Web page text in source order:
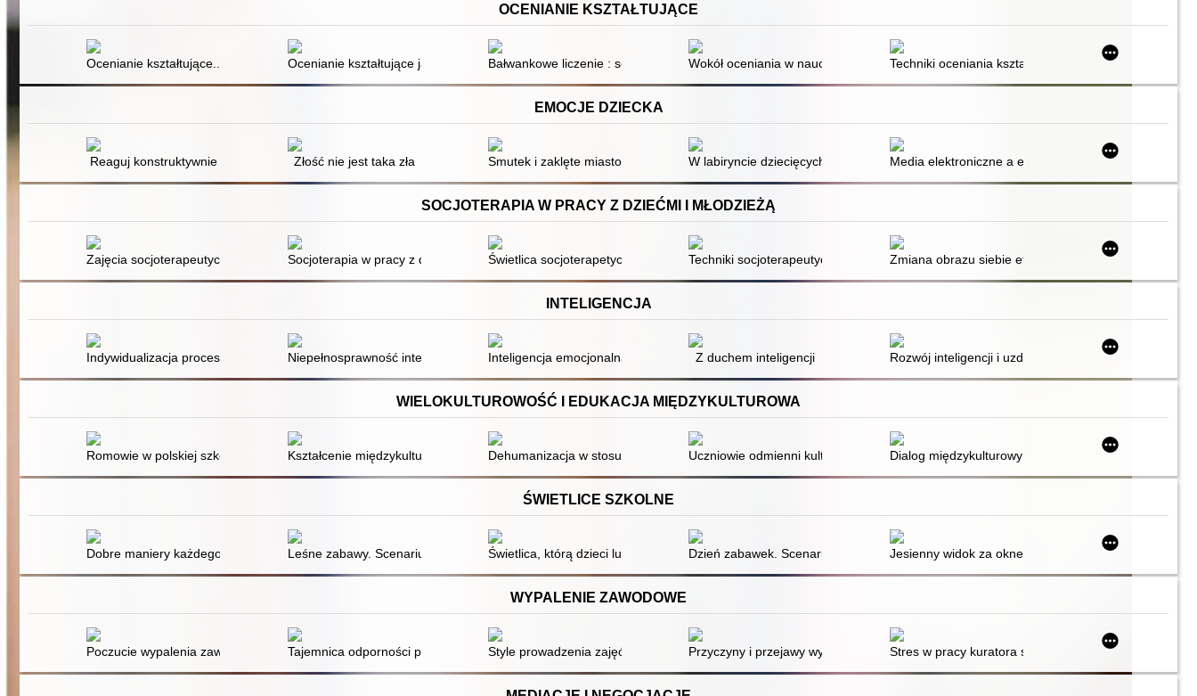
OCENIANIE KSZTAŁTUJĄCE
Ocenianie kształtujące... świadomośćOcenianie kształtujące jako jeden ze sposobów wspierania dziecka w procesie uczenia się
Bałwankowe liczenie : scenarisz zajęć z elementami oceniania kształtującego
Wokół oceniania w nauczaniu zdalnymTechniki oceniania kształtującego - sposób na dobrą
EMOCJE DZIECKA
Reaguj konstruktywnie Złość nie jest taka zła Smutek i zaklęte miasto W labiryncie dziecięcych emocji Media elektroniczne a emocje najmłodszych : tablet,
SOCJOTERAPIA W PRACY Z DZIEĆMI I MŁODZIEŻĄ
Zajęcia socjoterapeutyczne w szkoleSocjoterapia w pracy z dziećmi i młodzieżą : programy zajęć. Część 3
Świetlica socjoterapetyczna Techniki socjoterapeutyczne w pracy z dzieckiem agresywnym
Zmiana obrazu siebie efektem socjoterapii
INTELIGENCJA
Indywidualizacja procesu nauczania a teoria inteligencji wielorakichNiepełnosprawność intelektualna : mowa, język, komunikacja : czy iloraz inteligencji wyjaśnia wszystko?
Inteligencja emocjonalna : podręcznik z zestawem ćwiczeń
Z duchem inteligencji Rozwój inteligencji i uzdolnień specjalnych
WIELOKULTUROWOŚĆ I EDUKACJA MIĘDZYKULTUROWA
Romowie w polskiej szkole Kształcenie międzykulturowe w gimnazjum : koncepcja i jej realizacje na przykładzie tolerancji
Dehumanizacja w stosunkach międzygrupowych : czy "obcy" to też człowiek?
Uczniowie odmienni kulturowo jako zadanie i wyzwanie
Dialog międzykulturowy
ŚWIETLICE SZKOLNE
Dobre maniery każdego dnia. Scenariusz zajęć świetlicowych
Leśne zabawy. Scenariusz zajęć świetlicowychŚwietlica, którą dzieci lubią Dzień zabawek. Scenariusz przedstawienia z wykorzystaniem tekstów Doroty Gellner
Jesienny widok za oknem : zajęcia rozwijające
WYPALENIE ZAWODOWE
Poczucie wypalenia zawodowego a style radzenia sobie ze stresem pracowników zawodów pomocowych
Tajemnica odporności psychicznej : jak uodpornić się na stres, depresję i wypalenie zawodowe
Style prowadzenia zajęć a poziom wypalenia zawodowego nauczycieli
Przyczyny i przejawy wypalenia zawodowego nauczycieliStres w pracy kuratora sądowego : studium